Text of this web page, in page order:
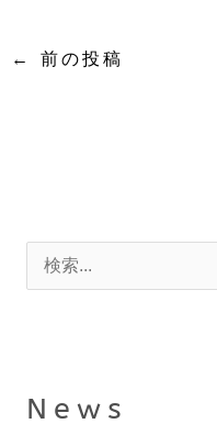
← 前の投稿
検
:
News
w
テ
ゴ